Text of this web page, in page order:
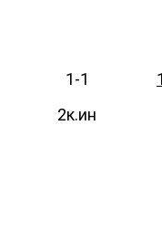
1-1
2к.ин